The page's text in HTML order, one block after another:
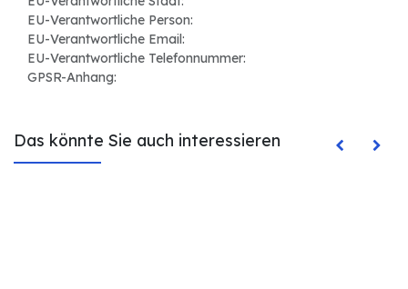
EU-Verantwortliche Person:
EU-Verantwortliche Email:
EU-Verantwortliche Telefonnummer:
GPSR-Anhang:
Das könnte Sie auch interessieren